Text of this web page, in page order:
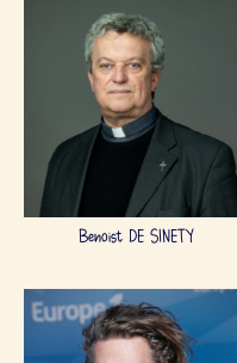
Benoist DE SINETY